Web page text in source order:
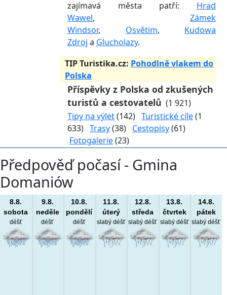
zajímavá města patří: Hrad
Wawel, Zámek
Windsor, Osvětim, Kudowa
Zdroj a Glucholazy.
TIP Turistika.cz: Pohodlně vlakem do
Polska
Příspěvky z Polska od zkušených
turistů a cestovatelů (1 921)
Tipy na výlet(142) Turistické cíle(1
633) Trasy(38) Cestopisy(61)
Fotogalerie(23)
Předpověď počasí - Gmina
Domaniów
8.8.
sobota
déšť
9.8.
neděle
déšť
10.8.
pondělí
déšť
11.8.
úterý
slabý déšť
12.8.
středa
slabý déšť
13.8.
čtvrtek
slabý déšť
14.8.
pátek
slabý déšť